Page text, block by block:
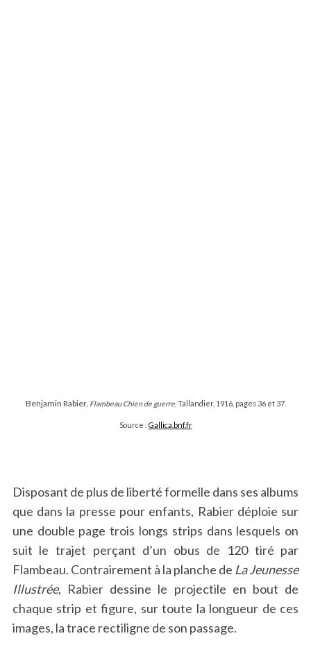
Benjamin Rabier, Flambeau Chien de guerre, Tallandier, 1916, pages 36 et 37.
Source : Gallica.bnf.fr
Disposant de plus de liberté formelle dans ses albums
que dans la presse pour enfants, Rabier déploie sur
une double page trois longs strips dans lesquels on
suit le trajet perçant d’un obus de 120 tiré par
Flambeau. Contrairement à la planche de La Jeunesse
Illustrée, Rabier dessine le projectile en bout de
chaque strip et figure, sur toute la longueur de ces
images, la trace rectiligne de son passage.